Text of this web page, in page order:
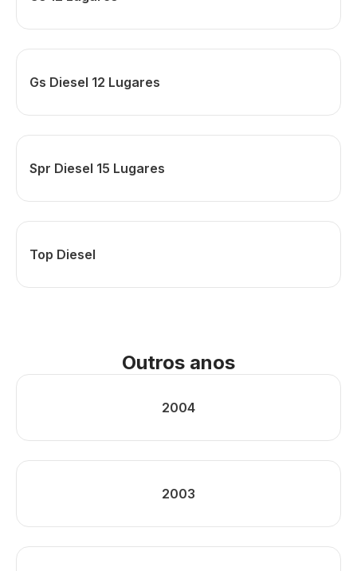
Gs Diesel 12 Lugares
Spr Diesel 15 Lugares
Top Diesel
Outros anos
2004
2003